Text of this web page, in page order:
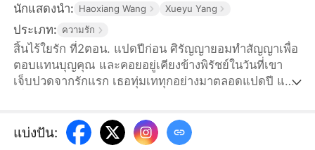
นักแสดงนำ: Haoxiang Wang Xueyu Yang
ประเภท: ความรัก
สิ้นไร้ใยรัก ที่2ตอน. แปดปีก่อน ศิรัญญายอมทำสัญญาเพื่อ
ตอบแทนบุญคุณ และคอยอยู่เคียงข้างพิรัชย์ในวันที่เขา
เจ็บปวดจากรักแรก เธอทุ่มเททุกอย่างมาตลอดแปดปี แต่
เพราะผู้ชายที่ไม่เคยรักกัน ก็ไม่จำเป็นต้องรั้งไว้แล้ว
แบ่งปัน: